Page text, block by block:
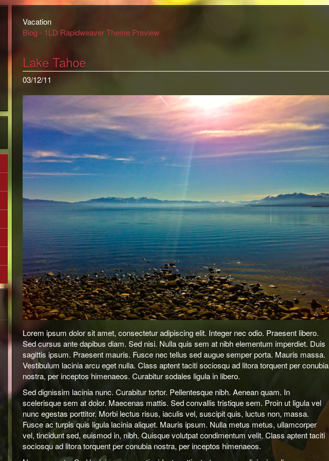
Vacation
Blog - 1LD Rapidweaver Theme Preview
Lake Tahoe
03/12/11
Lorem ipsum dolor sit amet, consectetur adipiscing elit. Integer nec odio. Praesent libero.
Sed cursus ante dapibus diam. Sed nisi. Nulla quis sem at nibh elementum imperdiet. Duis
sagittis ipsum. Praesent mauris. Fusce nec tellus sed augue semper porta. Mauris massa.
Vestibulum lacinia arcu eget nulla. Class aptent taciti sociosqu ad litora torquent per conubia
nostra, per inceptos himenaeos. Curabitur sodales ligula in libero.
Sed dignissim lacinia nunc. Curabitur tortor. Pellentesque nibh. Aenean quam. In
scelerisque sem at dolor. Maecenas mattis. Sed convallis tristique sem. Proin ut ligula vel
nunc egestas porttitor. Morbi lectus risus, iaculis vel, suscipit quis, luctus non, massa.
Fusce ac turpis quis ligula lacinia aliquet. Mauris ipsum. Nulla metus metus, ullamcorper
vel, tincidunt sed, euismod in, nibh. Quisque volutpat condimentum velit. Class aptent taciti
sociosqu ad litora torquent per conubia nostra, per inceptos himenaeos.